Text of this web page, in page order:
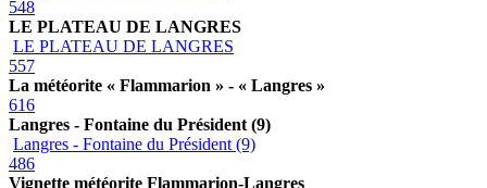
548
LE PLATEAU DE LANGRES
LE PLATEAU DE LANGRES
557
La météorite « Flammarion » - « Langres »
616
Langres - Fontaine du Président (9)
Langres - Fontaine du Président (9)
486
Vignette météorite Flammarion-Langres